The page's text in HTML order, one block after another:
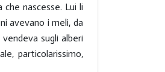
che nascesse. Lui li
avevano i meli, da
sugli alberi
particolarissimo,